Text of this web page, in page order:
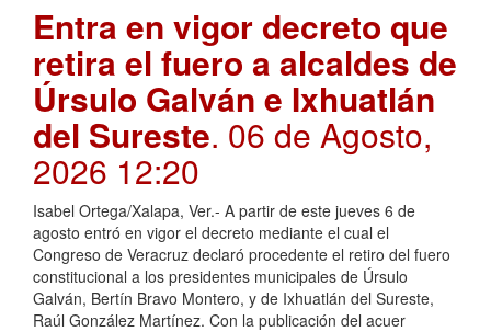
Entra en vigor decreto que
retira el fuero a alcaldes de
Úrsulo Galván e Ixhuatlán
del Sureste. 06 de Agosto,
2026 12:20
Isabel Ortega/Xalapa, Ver.- A partir de este jueves 6 de
agosto entró en vigor el decreto mediante el cual el
Congreso de Veracruz declaró procedente el retiro del fuero
constitucional a los presidentes municipales de Úrsulo
Galván, Bertín Bravo Montero, y de Ixhuatlán del Sureste,
Raúl González Martínez. Con la publicación del acuer